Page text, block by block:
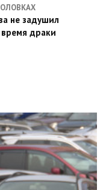
не задушил
драки